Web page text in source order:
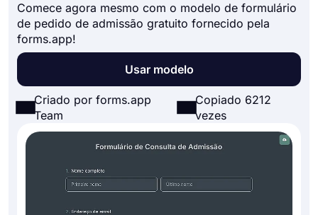
Comece agora mesmo com o modelo de formulário
de pedido de admissão gratuito fornecido pela
forms.app!
Usar modelo
Criado por forms.app
Team
Copiado 6212
vezes